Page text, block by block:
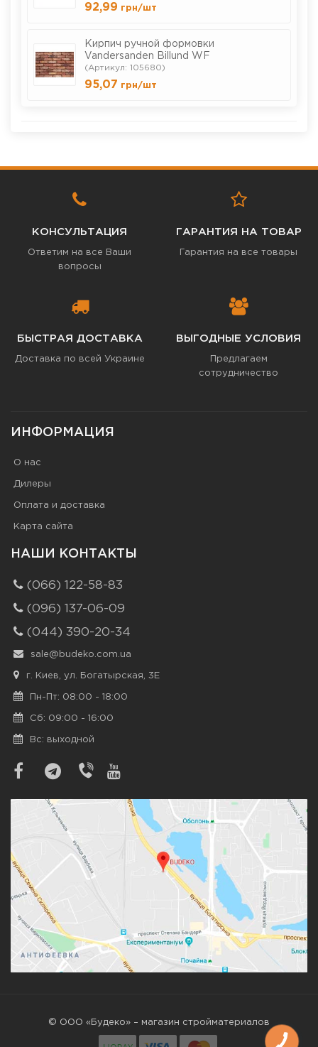
92,99 грн/шт
Кирпич ручной формовки
Vandersanden Billund WF
(Артикул: 105680)
95,07 грн/шт
КОНСУЛЬТАЦИЯ
Ответим на все Ваши
вопросы
ГАРАНТИЯ НА ТОВАР
Гарантия на все товары
БЫСТРАЯ ДОСТАВКА
Доставка по всей Украине
ВЫГОДНЫЕ УСЛОВИЯ
Предлагаем
сотрудничество
ИНФОРМАЦИЯ
О нас
Дилеры
Оплата и доставка
Карта сайта
НАШИ КОНТАКТЫ
(066) 122-58-83
(096) 137-06-09
(044) 390-20-34
sale@budeko.com.ua
г. Киев, ул. Богатырская, 3Е
Пн-Пт: 08:00 - 18:00
Сб: 09:00 - 16:00
Вс: выходной
© ООО «Будеко» – магазин стройматериалов